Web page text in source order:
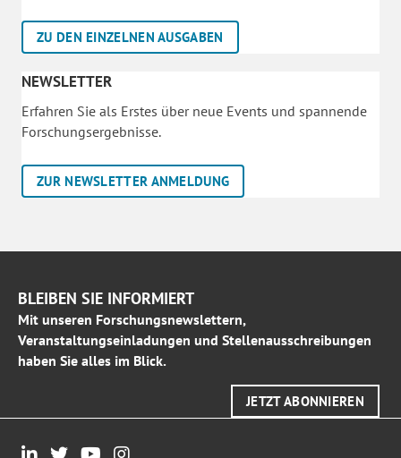
ZU DEN EINZELNEN AUSGABEN
NEWSLETTER
Erfahren Sie als Erstes über neue Events und spannende
Forschungsergebnisse.
ZUR NEWSLETTER ANMELDUNG
BLEIBEN SIE INFORMIERT
Mit unseren Forschungsnewslettern,
Veranstaltungseinladungen und Stellenausschreibungen
haben Sie alles im Blick.
JETZT ABONNIEREN